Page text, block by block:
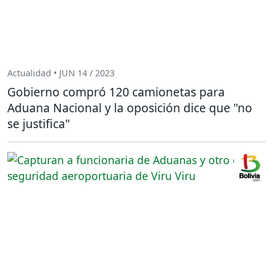
Actualidad • JUN 14 / 2023
Gobierno compró 120 camionetas para
Aduana Nacional y la oposición dice que "no
se justifica"